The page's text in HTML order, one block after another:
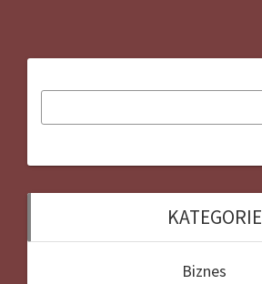
KATEGORIE
Biznes